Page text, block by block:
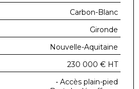
Carbon-Blanc
Gironde
Nouvelle-Aquitaine
230 000 € HT
• Accès plain-pied